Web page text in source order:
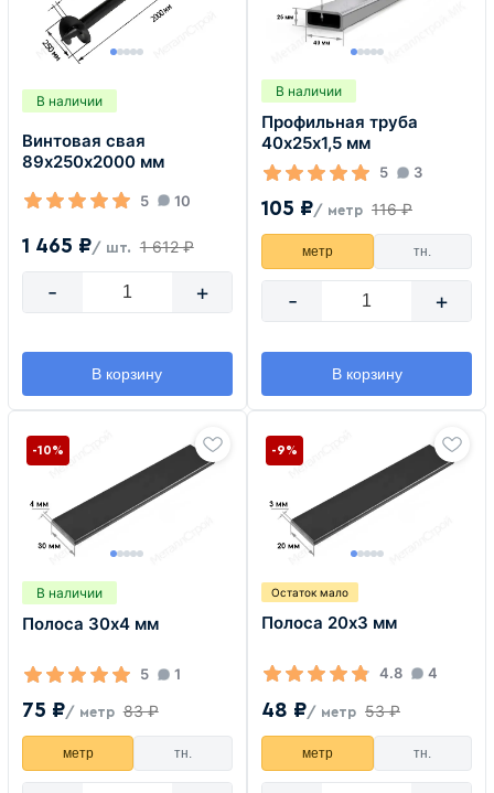
В наличии
Винтовая свая
89х250х2000 мм
5 10
1 465 ₽/ шт. 1 612 ₽
- +
В корзину
В наличии
Профильная труба
40х25х1,5 мм
5 3
105 ₽/ метр 116 ₽
метр тн.
- +
В корзину
В наличии
Полоса 30х4 мм
5 1
75 ₽/ метр 83 ₽
-10%
метр тн.
Остаток мало
Полоса 20х3 мм
4.8 4
48 ₽/ метр 53 ₽
-9%
метр тн.